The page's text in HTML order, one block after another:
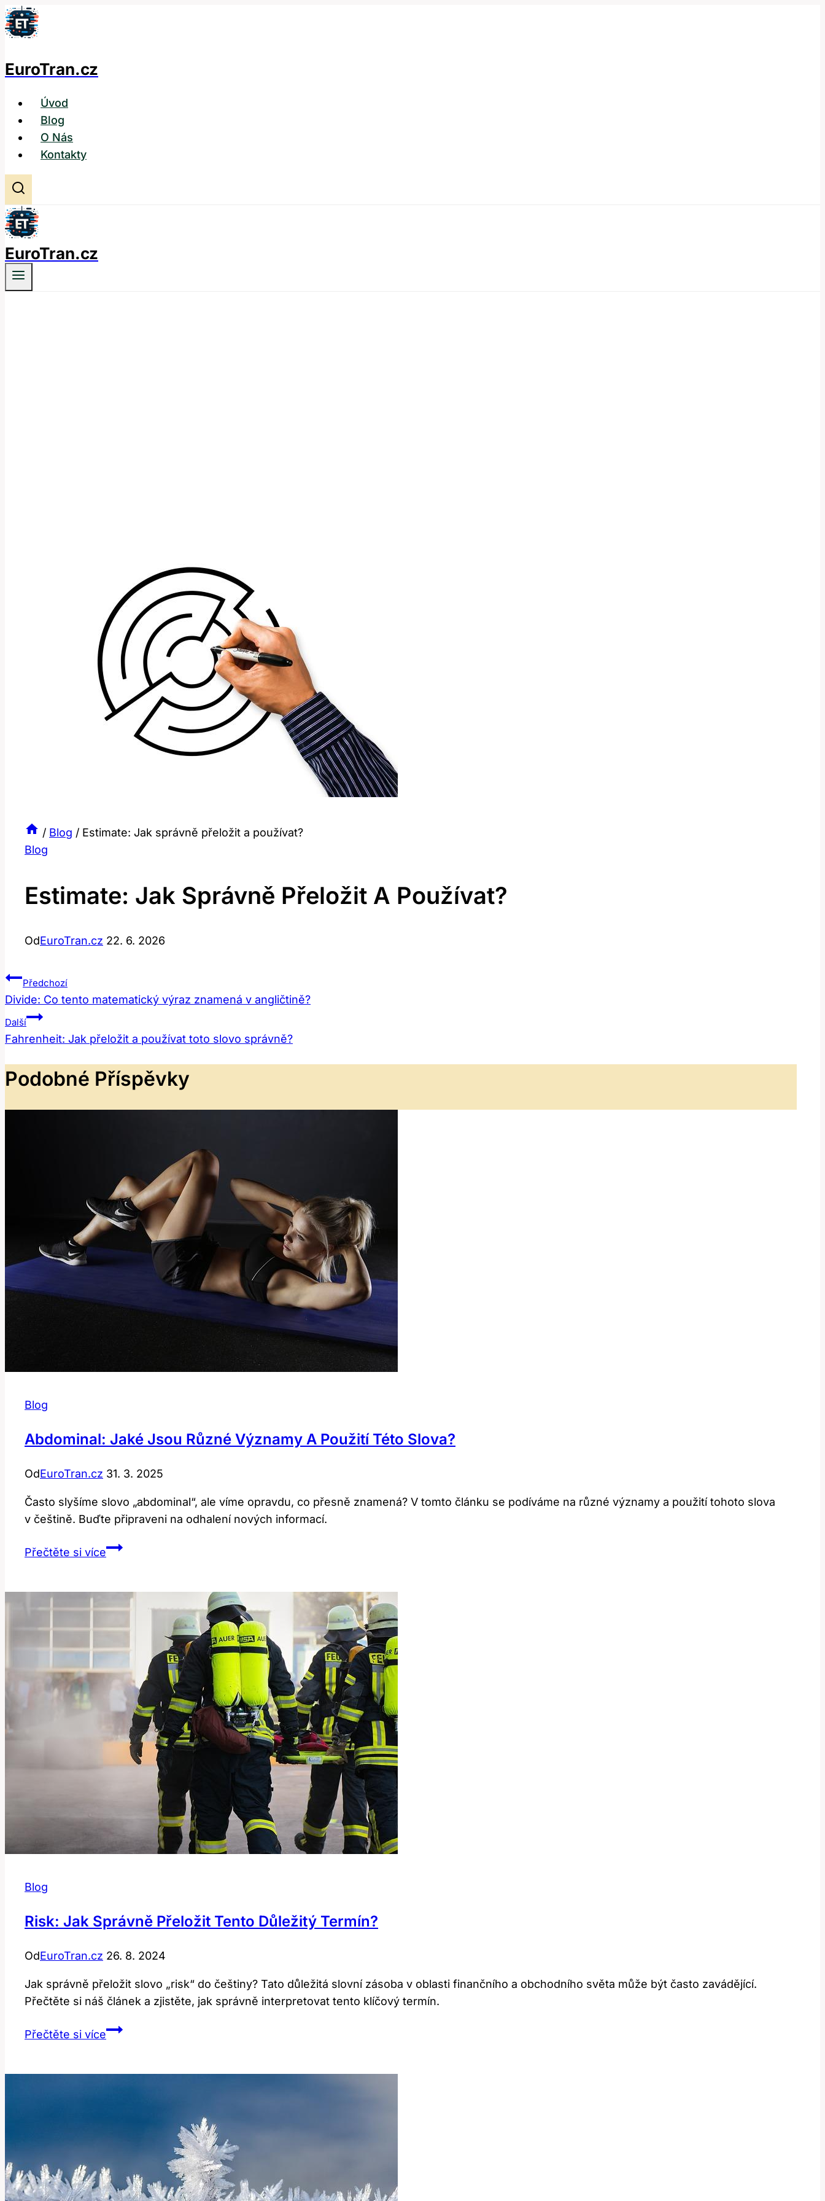
Přeskočit
na
EuroTran.cz
Úvod
Blog
O Nás
Kontakty
EuroTran.cz
/ Blog / Estimate: Jak správně přeložit a používat?
Blog
Estimate: Jak Správně Přeložit A Používat?
OdEuroTran.cz 22. 6. 2026
Navigace
Pro
Příspěvek
Předchozí
Divide: Co tento matematický výraz znamená v angličtině?
Další
Fahrenheit: Jak přeložit a používat toto slovo správně?
Podobné Příspěvky
Blog
Abdominal: Jaké Jsou Různé Významy A Použití Této Slova?
OdEuroTran.cz 31. 3. 2025
Často slyšíme slovo „abdominal“, ale víme opravdu, co přesně znamená? V tomto článku se podíváme na různé významy a použití tohoto slova
v češtině. Buďte připraveni na odhalení nových informací.
Přečtěte si víceAbdominal:
Různé
a
Použití
Této
Slova?
Blog
Risk: Jak Správně Přeložit Tento Důležitý Termín?
OdEuroTran.cz 26. 8. 2024
Jak správně přeložit slovo „risk“ do češtiny? Tato důležitá slovní zásoba v oblasti finančního a obchodního světa může být často zavádějící.
Přečtěte si náš článek a zjistěte, jak správně interpretovat tento klíčový termín.
Přečtěte si víceRisk: